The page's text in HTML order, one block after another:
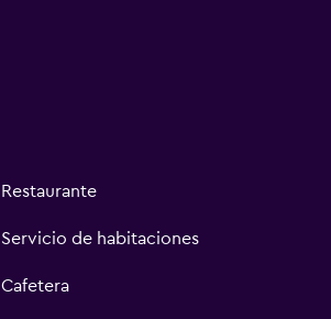
Restaurante
Servicio de habitaciones
Cafetera